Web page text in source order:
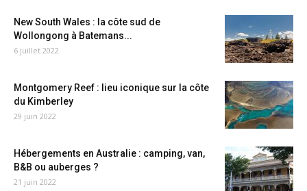
New South Wales : la côte sud de
Wollongong à Batemans...
6 juillet 2022
Montgomery Reef : lieu iconique sur la côte
du Kimberley
29 juin 2022
Hébergements en Australie : camping, van,
B&B ou auberges ?
21 juin 2022